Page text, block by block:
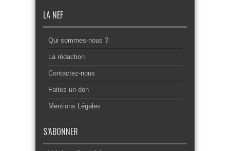
LA NEF
Qui sommes-nous ?
La rédaction
Contactez-nous
Faites un don
Mentions Légales
S’ABONNER